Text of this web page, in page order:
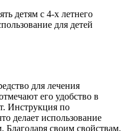
детям с 4-х летнего
для детей
для лечения
его удобство в
Инструкция по
делает использование
Благодаря своим свойствам,